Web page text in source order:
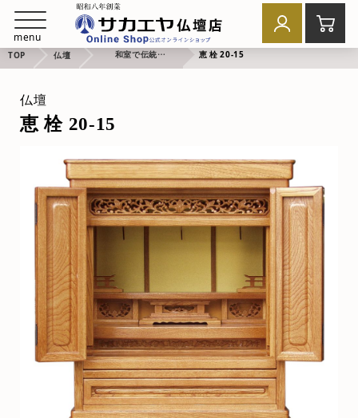
menu
TOP 仏壇 和室で伝統的なお祈り 恵 栓 20-15
仏壇
恵 栓 20-15